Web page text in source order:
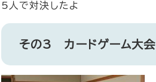
5人で対決したよ
その3 カードゲーム大会